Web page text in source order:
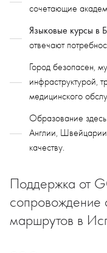
сочетающие
Языковые курсы в
отвечают
Город безопасен,
инфраструктурой,
медицинского
Образование
Англии,
качеству.
Поддержка от
сопровождение
маршрутов в